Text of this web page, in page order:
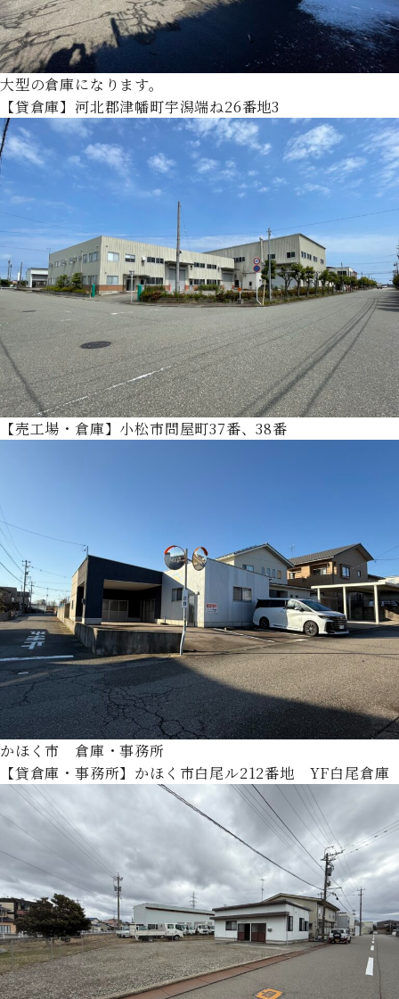
大型の倉庫になります。
【貸倉庫】河北郡津幡町宇潟端ね26番地3
【売工場・倉庫】小松市問屋町37番、38番
かほく市 倉庫・事務所
【貸倉庫・事務所】かほく市白尾ル212番地 YF白尾倉庫